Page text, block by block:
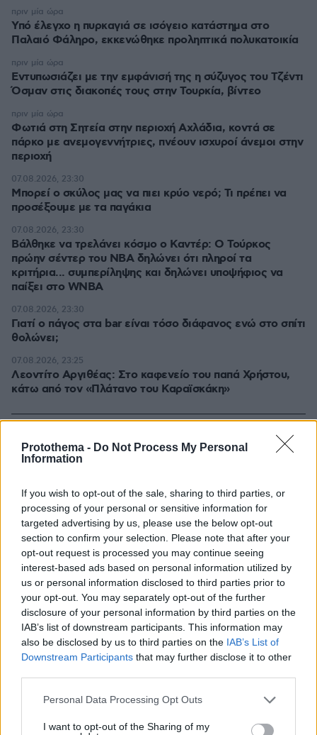
Protothema - Do Not Process My Personal
Information
If you wish to opt-out of the sale, sharing to third parties, or
processing of your personal or sensitive information for
targeted advertising by us, please use the below opt-out
section to confirm your selection. Please note that after your
opt-out request is processed you may continue seeing
interest-based ads based on personal information utilized by
us or personal information disclosed to third parties prior to
your opt-out. You may separately opt-out of the further
disclosure of your personal information by third parties on the
IAB’s list of downstream participants. This information may
also be disclosed by us to third parties on the IAB’s List of
Downstream Participants that may further disclose it to other
Please note that this website/app uses one or more Google
not limited to your visit or usage behaviour. You may click to
Personal Data Processing Opt Outs
I want to opt-out of the Sharing of my
Υπό έλεγχο η πυρκαγιά σε ισόγειο κατάστημα στο
Παλαιό Φάληρο, εκκενώθηκε προληπτικά πολυκατοικία
πριν μία ώρα
Εντυπωσιάζει με την εμφάνισή της η σύζυγος του Τζέντι
Όσμαν στις διακοπές τους στην Τουρκία, βίντεο
πριν μία ώρα
Φωτιά στη Σητεία στην περιοχή Αχλάδια, κοντά σε
πάρκο με ανεμογεννήτριες, πνέουν ισχυροί άνεμοι στην
περιοχή
πριν μία ώρα
Μπορεί ο σκύλος μας να πιει κρύο νερό; Τι πρέπει να
προσέξουμε με τα παγάκια
07.08.2026, 23:30
Βάλθηκε να τρελάνει κόσμο ο Καντέρ: Ο Τούρκος
πρώην σέντερ του NBA δηλώνει ότι πληροί τα
κριτήρια... συμπερίληψης και δηλώνει υποψήφιος να
παίξει στο WNBA
07.08.2026, 23:30
Γιατί ο πάγος στα bar είναι τόσο διάφανος ενώ στο σπίτι
θολώνει;
07.08.2026, 23:30
Λεοντίτο Αργιθέας: Στο καφενείο του παπά Χρήστου,
κάτω από τον «Πλάτανο του Καραϊσκάκη»
07.08.2026, 23:25
ΤΑ ΠΙΟ ΔΗΜΟΦΙΛΗ